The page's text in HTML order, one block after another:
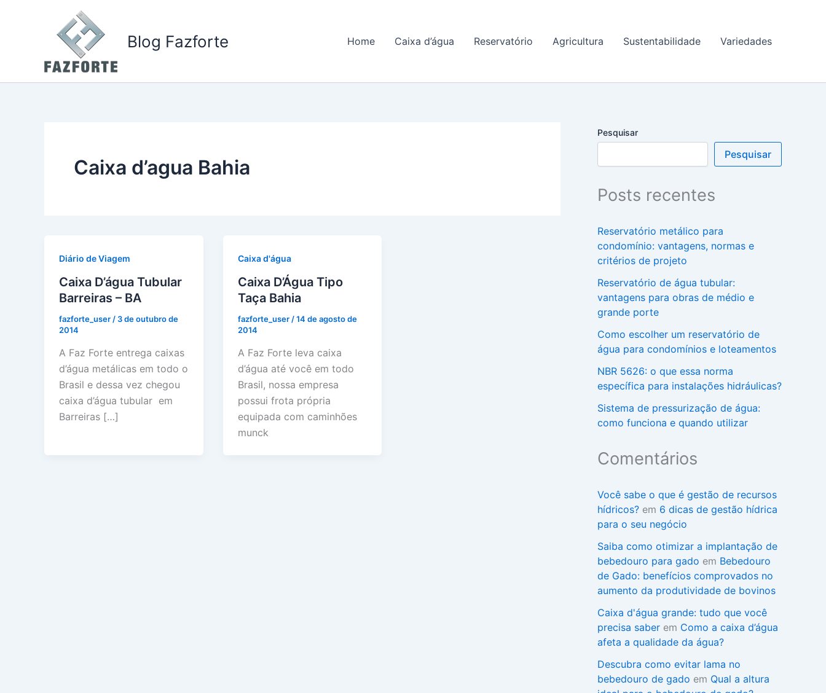
Blog Fazforte Home Caixa d’água Reservatório Agricultura Sustentabilidade Variedades
Caixa d’agua Bahia
Diário de Viagem
Caixa D’água Tubular
Barreiras – BA
fazforte_user / 3 de outubro de
2014
A Faz Forte entrega caixas
d’água metálicas em todo o
Brasil e dessa vez chegou
caixa d’água tubular em
Barreiras […]
Caixa d'água
Caixa D’Água Tipo
Taça Bahia
fazforte_user /14 de agosto de
2014
A Faz Forte leva caixa
d’água até você em todo
Brasil, nossa empresa
possui frota própria
equipada com caminhões
munck
Pesquisar
Pesquisar
Posts recentes
Reservatório metálico para
condomínio: vantagens, normas e
critérios de projeto
Reservatório de água tubular:
vantagens para obras de médio e
grande porte
Como escolher um reservatório de
água para condomínios e loteamentos
NBR 5626: o que essa norma
específica para instalações hidráulicas?
Sistema de pressurização de água:
como funciona e quando utilizar
Comentários
Você sabe o que é gestão de recursos
hídricos? em 6 dicas de gestão hídrica
para o seu negócio
Saiba como otimizar a implantação de
bebedouro para gado em Bebedouro
de Gado: benefícios comprovados no
aumento da produtividade de bovinos
Caixa d'água grande: tudo que você
precisa saber em Como a caixa d’água
afeta a qualidade da água?
Descubra como evitar lama no
bebedouro de gado em Qual a altura